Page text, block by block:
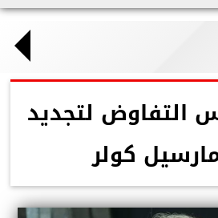
التفاوض لتجديد
كولر